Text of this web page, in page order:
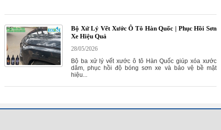
Bộ Xử Lý Vết Xước Ô Tô Hàn Quốc | Phục Hồi Sơn
Xe Hiệu Quả
28/05/2026
Bộ ba xử lý vết xước ô tô Hàn Quốc giúp xóa xước
dăm, phục hồi độ bóng sơn xe và bảo vệ bề mặt
hiệu...